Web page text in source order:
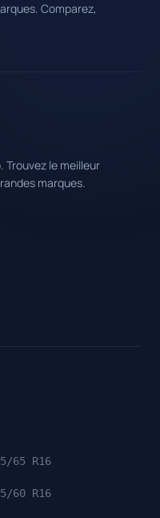
Comparez,
Trouvez le meilleur
marques.
65 R16
60 R16